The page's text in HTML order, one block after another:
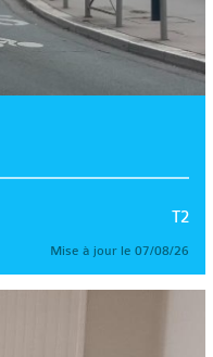
T2
Mise à jour le 07/08/26